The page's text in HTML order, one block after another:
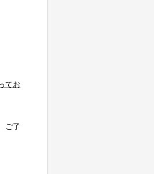
てお
ご了